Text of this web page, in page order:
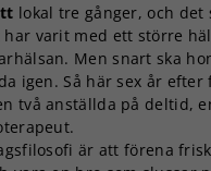
lokal tre gånger, och det
har varit med ett större
Men snart ska
igen. Så här sex år efter
två anställda på deltid,
är att förena